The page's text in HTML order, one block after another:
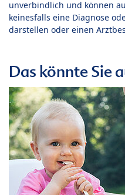
unverbindlich und können
keinesfalls eine Diagnose
darstellen oder einen
Das könnte Sie